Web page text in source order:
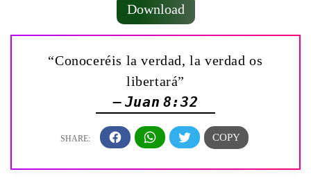
Download
“Conoceréis la verdad, la verdad os
libertará”
— Juan 8:32